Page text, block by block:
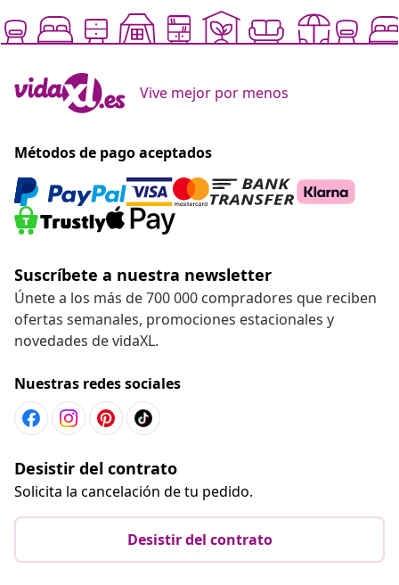
Vive mejor por menos
Métodos de pago aceptados
Suscríbete a nuestra newsletter
Únete a los más de 700 000 compradores que reciben
ofertas semanales, promociones estacionales y
novedades de vidaXL.
Nuestras redes sociales
Desistir del contrato
Solicita la cancelación de tu pedido.
Desistir del contrato